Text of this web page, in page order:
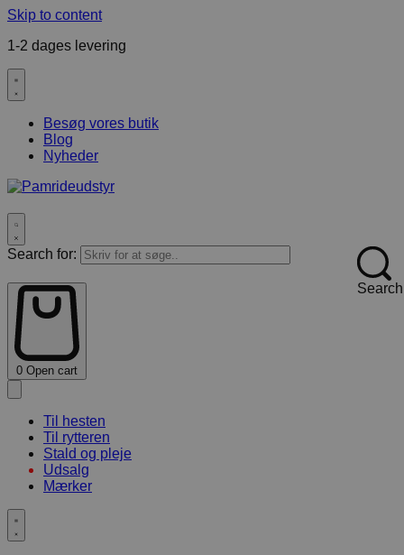
Skip to content
1-2 dages levering
Besøg vores butik
Blog
Nyheder
Search for:
Search
0 Open cart
Til hesten
Til rytteren
Stald og pleje
Udsalg
Mærker